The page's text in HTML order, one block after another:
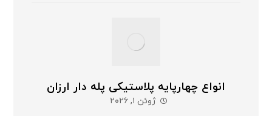
انواع چهارپایه پلاستیکی پله دار ارزان
ژوئن ۱, ۲۰۲۶